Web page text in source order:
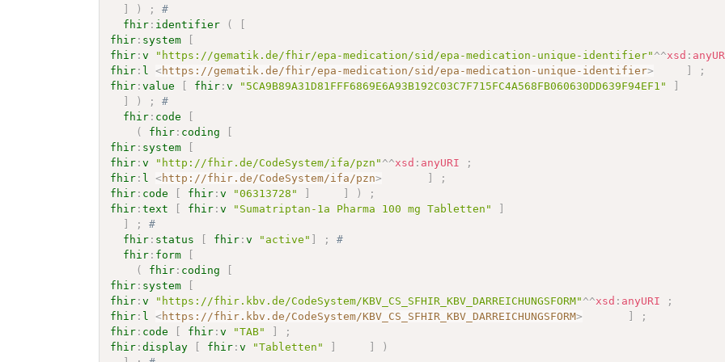
) ;
#
fhir : identifier (
fhir : system
fhir :v "https://gematik.de/fhir/epa-medication/sid/epa-medication-unique-identifier" ^^xsd :
fhir : l <https://gematik.de/fhir/epa-medication/sid/epa-medication-unique-identifier>
;
fhir :value fhir :v "5CA9B89A31D81FFF6869E6A93B192C03C7F715FC4A568FB060630DD639F94EF1"
) ;
#
fhir : code
(
fhir : coding
fhir : system
fhir :v "http://fhir.de/CodeSystem/ifa/pzn" ^^xsd : anyURI
;
fhir : l <http://fhir.de/CodeSystem/ifa/pzn>
;
fhir : code fhir :v "06313728" )
;
fhir :text fhir :v "Sumatriptan-1a Pharma 100 mg Tabletten"
;
#
fhir : status fhir :v "active" ;
#
fhir : form
(
fhir : coding
fhir : system
fhir :v "https://fhir.kbv.de/CodeSystem/KBV_CS_SFHIR_KBV_DARREICHUNGSFORM" ^^xsd : anyURI
;
fhir : l <https://fhir.kbv.de/CodeSystem/KBV_CS_SFHIR_KBV_DARREICHUNGSFORM>
;
fhir : code fhir :v "TAB"
;
fhir :display fhir :v "Tabletten"
)